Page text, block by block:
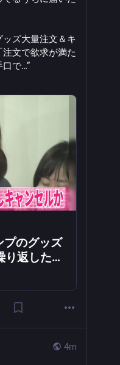
文で欲求が満た
で…”
のグッズ
返した人
された」
口では？と
4m